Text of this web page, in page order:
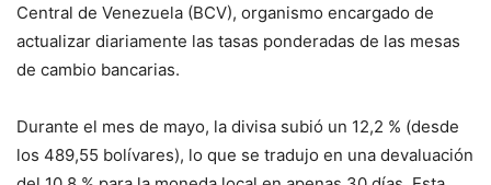
Central de Venezuela (BCV), organismo encargado de
actualizar diariamente las tasas ponderadas de las mesas
de cambio bancarias.
Durante el mes de mayo, la divisa subió un 12,2 % (desde
los 489,55 bolívares), lo que se tradujo en una devaluación